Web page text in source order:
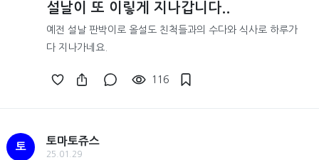
설날이 또 이맇게 지나갑니다..
예전 설날 판박이로 올설도 친척들과의 수다와 식사로 하루가
다 지나가네요.
116
토
토마토쥬스
25.01.29